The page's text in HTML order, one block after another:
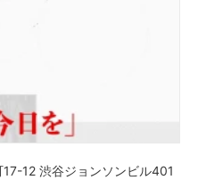
12 渋谷ジョンソンビル401